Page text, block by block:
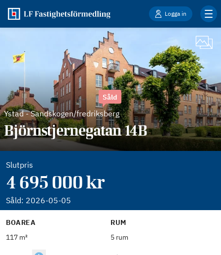
Logga in
Ystad-Sandskogen/fredriksberg
Såld
Björnstjernegatan 14B
Slutpris
4 695 000 kr
Såld: 2026-05-05
BOAREA
117 m²
RUM
5 rum